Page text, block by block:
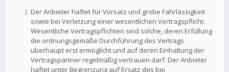
Der Anbieter haftet für Vorsatz und grobe Fahrlässigkeit
sowie bei Verletzung einer wesentlichen Vertragspflicht.
Wesentliche Vertragspflichten sind solche, deren Erfüllung
die ordnungsgemäße Durchführung des Vertrags
überhaupt erst ermöglicht und auf deren Einhaltung der
Vertragspartner regelmäßig vertrauen darf. Der Anbieter
haftet unter Begrenzung auf Ersatz des bei